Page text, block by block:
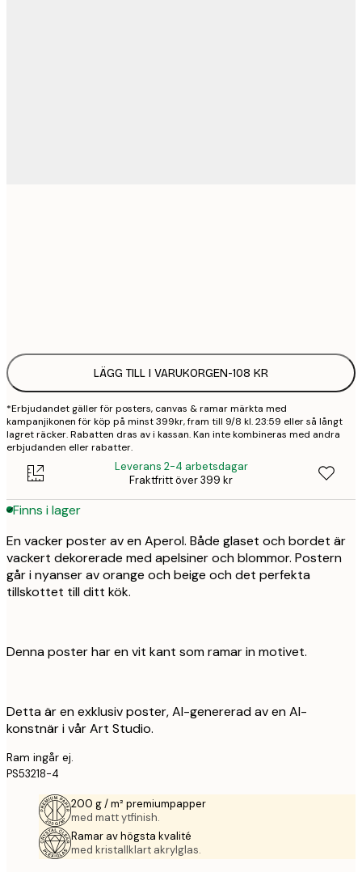
LÄGG TILL I VARUKORGEN-108 KR
*Erbjudandet gäller för posters, canvas & ramar märkta med
kampanjikonen för köp på minst 399kr, fram till 9/8 kl. 23:59 eller så långt
lagret räcker. Rabatten dras av i kassan. Kan inte kombineras med andra
erbjudanden eller rabatter.
Leverans 2-4 arbetsdagar
Fraktfritt över 399 kr
Finns i lager
En vacker poster av en Aperol. Både glaset och bordet är
vackert dekorerade med apelsiner och blommor. Postern
går i nyanser av orange och beige och det perfekta
tillskottet till ditt kök.
Denna poster har en vit kant som ramar in motivet.
Detta är en exklusiv poster, AI-genererad av en AI-
konstnär i vår Art Studio.
Ram ingår ej.
PS53218-4
200 g / m² premiumpapper
med matt ytfinish.
Ramar av högsta kvalité
med kristallklart akrylglas.